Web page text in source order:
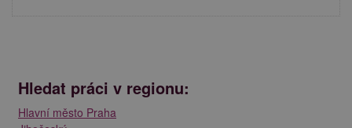
Hledat práci v regionu:
Hlavní město Praha